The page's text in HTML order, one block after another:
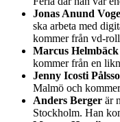
Jonas Anund
ska arbeta med
kommer från vd-
Marcus Helmbäck
kommer från en
Jenny Icosti
Malmö och
Anders Berger är
Stockholm. Han